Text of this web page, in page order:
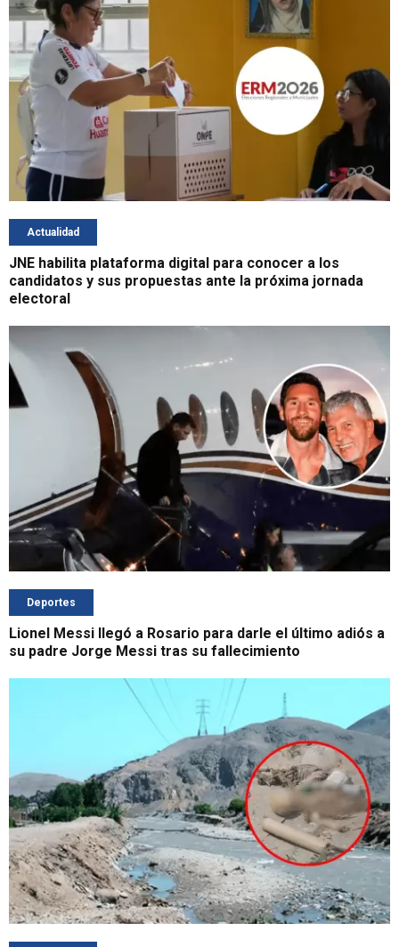
Actualidad
JNE habilita plataforma digital para conocer a los
candidatos y sus propuestas ante la próxima jornada
electoral
Deportes
Lionel Messi llegó a Rosario para darle el último adiós a
su padre Jorge Messi tras su fallecimiento